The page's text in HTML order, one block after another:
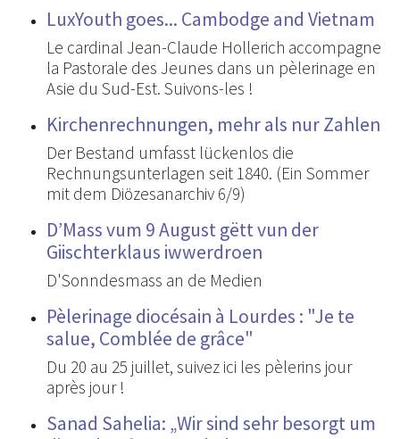
LuxYouth goes... Cambodge and Vietnam
Le cardinal Jean-Claude Hollerich accompagne
la Pastorale des Jeunes dans un pèlerinage en
Asie du Sud-Est. Suivons-les !
Kirchenrechnungen, mehr als nur Zahlen
Der Bestand umfasst lückenlos die
Rechnungsunterlagen seit 1840. (Ein Sommer
mit dem Diözesanarchiv 6/9)
D’Mass vum 9 August gëtt vun der
Giischterklaus iwwerdroen
D'Sonndesmass an de Medien
Pèlerinage diocésain à Lourdes : "Je te
salue, Comblée de grâce"
Du 20 au 25 juillet, suivez ici les pèlerins jour
après jour !
Sanad Sahelia: „Wir sind sehr besorgt um